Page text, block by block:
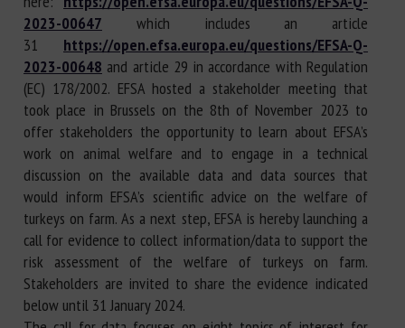
2023-00647 which includes an article
31 https://open.efsa.europa.eu/questions/EFSA-Q-
2023-00648 and article 29 in accordance with Regulation
(EC) 178/2002. EFSA hosted a stakeholder meeting that
took place in Brussels on the 8th of November 2023 to
offer stakeholders the opportunity to learn about EFSA’s
work on animal welfare and to engage in a technical
discussion on the available data and data sources that
would inform EFSA’s scientific advice on the welfare of
turkeys on farm. As a next step, EFSA is hereby launching a
call for evidence to collect information/data to support the
risk assessment of the welfare of turkeys on farm.
Stakeholders are invited to share the evidence indicated
below until 31 January 2024.